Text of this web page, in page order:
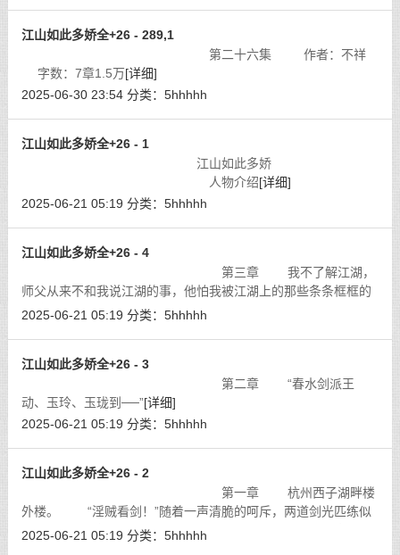
江山如此多娇全+26 - 289,1
第二十六集 作者：不祥
字数：7章1.5万[详细]
2025-06-30 23:54 分类： 5hhhhh
江山如此多娇全+26 - 1
江山如此多娇
人物介绍[详细]
2025-06-21 05:19 分类： 5hhhhh
江山如此多娇全+26 - 4
第三章 我不了解江湖，
师父从来不和我说江湖的事，他怕我被江湖上的那些条条框框的
束缚死了；我也不爱江湖，江湖并不是淫贼厮混的好去处，区区
2025-06-21 05:19 分类： 5hhhhh
江山如此多娇全+26 - 3
第二章 “春水剑派王
动、玉玲、玉珑到──”[详细]
2025-06-21 05:19 分类： 5hhhhh
江山如此多娇全+26 - 2
第一章 杭州西子湖畔楼
外楼。 “淫贼看剑！”随着一声清脆的呵斥，两道剑光匹练似
的刺向我，虽然我看出目标其实并不是我，我还是连忙向旁边一
2025-06-21 05:19 分类： 5hhhhh